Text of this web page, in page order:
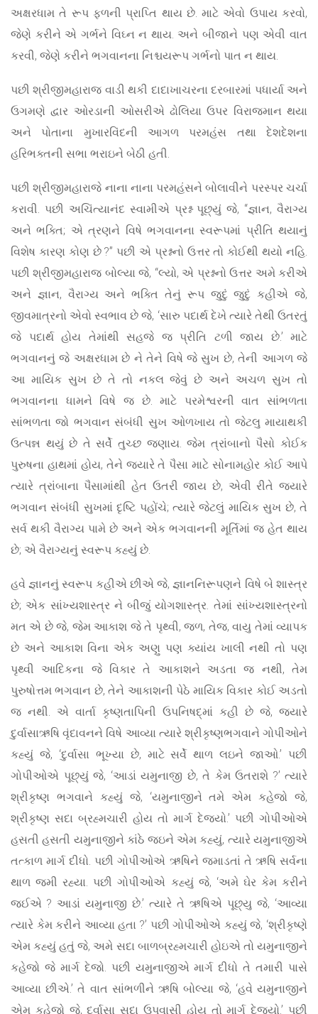
અક્ષરધામ તે રૂપ ફળની પ્રાપ્તિ થાય છે. માટે એવો ઉપાય કરવો,
જેણે કરીને એ ગર્ભને વિઘ્ન ન થાય. અને બીજાને પણ એવી વાત
કરવી, જેણે કરીને ભગવાનના નિશ્ચયરૂપ ગર્ભનો પાત ન થાય.
પછી શ્રીજીમહારાજ વાડી થકી દાદાખાચરના દરબારમાં પધાર્યા અને
ઉગમણે દ્વાર ઓરડાની ઓસરીએ ઢોલિયા ઉપર વિરાજમાન થયા
અને પોતાના મુખારવિંદની આગળ પરમહંસ તથા દેશદેશના
હરિભક્તની સભા ભરાઇને બેઠી હતી.
પછી શ્રીજીમહારાજે નાના નાના પરમહંસને બોલાવીને પરસ્પર ચર્ચા
કરાવી. પછી અચિંત્યાનંદ સ્વામીએ પ્રશ્ન પૂછ્યું જે, “જ્ઞાન, વૈરાગ્ય
અને ભક્તિ; એ ત્રણને વિષે ભગવાનના સ્વરૂપમાં પ્રીતિ થયાનું
વિશેષ કારણ કોણ છે ?” પછી એ પ્રશ્નનો ઉત્તર તો કોઈથી થયો નહિ.
પછી શ્રીજીમહારાજ બોલ્યા જે, “લ્યો, એ પ્રશ્નનો ઉત્તર અમે કરીએ
અને જ્ઞાન, વૈરાગ્ય અને ભક્તિ તેનું રૂપ જુદું જુદું કહીએ જે,
જીવમાત્રનો એવો સ્વભાવ છે જે, ‘સારુ પદાર્થ દેખે ત્યારે તેથી ઉતરતું
જે પદાર્થ હોય તેમાંથી સહજે જ પ્રીતિ ટળી જાય છે.’ માટે
ભગવાનનું જે અક્ષરધામ છે ને તેને વિષે જે સુખ છે, તેની આગળ જે
આ માયિક સુખ છે તે તો નકલ જેવું છે અને અચળ સુખ તો
ભગવાનના ધામને વિષે જ છે. માટે પરમેશ્વરની વાત સાંભળતા
સાંભળતા જો ભગવાન સંબંધી સુખ ઓળખાય તો જેટલુ માયાથકી
ઉત્પન્ન થયું છે તે સર્વે તુચ્છ જણાય. જેમ ત્રાંબાનો પૈસો કોઈક
પુરુષના હાથમાં હોય, તેને જ્યારે તે પૈસા માટે સોનામહોર કોઈ આપે
ત્યારે ત્રાંબાના પૈસામાંથી હેત ઉતરી જાય છે, એવી રીતે જ્યારે
ભગવાન સંબંધી સુખમાં દૃષ્ટિ પહોંચે; ત્યારે જેટલું માયિક સુખ છે, તે
સર્વ થકી વૈરાગ્ય પામે છે અને એક ભગવાનની મૂર્તિમાં જ હેત થાય
છે; એ વૈરાગ્યનું સ્વરૂપ કહ્યું છે.
હવે જ્ઞાનનું સ્વરૂપ કહીએ છીએ જે, જ્ઞાનનિરૂપણને વિષે બે શાસ્ત્ર
છે; એક સાંખ્યશાસ્ત્ર ને બીજું યોગશાસ્ત્ર. તેમાં સાંખ્યશાસ્ત્રનો
મત એ છે જે, જેમ આકાશ જે તે પૃથ્વી, જળ, તેજ, વાયુ તેમાં વ્યાપક
છે અને આકાશ વિના એક અણુ પણ ક્યાંય ખાલી નથી તો પણ
પૃથ્વી આદિકના જે વિકાર તે આકાશને અડતા જ નથી, તેમ
પુરુષોત્તમ ભગવાન છે, તેને આકાશની પેઠે માયિક વિકાર કોઈ અડતો
જ નથી. એ વાર્તા કૃષ્ણતાપિની ઉપનિષદ્‌માં કહી છે જે, જ્યારે
દુર્વાસાઋષિ વૃંદાવનને વિષે આવ્યા ત્યારે શ્રીકૃષ્ણભગવાને ગોપીઓને
કહ્યું જે, ‘દુર્વાસા ભૂખ્યા છે, માટે સર્વે થાળ લઇને જાઓ.’ પછી
ગોપીઓએ પૂછ્યું જે, ‘આડાં યમુનાજી છે, તે કેમ ઉતરાશે ?’ ત્યારે
શ્રીકૃષ્ણ ભગવાને કહ્યું જે, ‘યમુનાજીને તમે એમ કહેજો જે,
શ્રીકૃષ્ણ સદા બ્રહ્મચારી હોય તો માર્ગ દેજ્યો.’ પછી ગોપીઓએ
હસતી હસતી યમુનાજીને કાંઠે જઇને એમ કહ્યું, ત્યારે યમુનાજીએ
તત્કાળ માર્ગ દીધો. પછી ગોપીઓએ ઋષિને જમાડતાં તે ઋષિ સર્વના
થાળ જમી રહ્યા. પછી ગોપીઓએ કહ્યું જે, ‘અમે ઘેર કેમ કરીને
જઈએ ? આડાં યમુનાજી છે.’ ત્યારે તે ઋષિએ પૂછ્યુ જે, ‘આવ્યા
ત્યારે કેમ કરીને આવ્યા હતા ?’ પછી ગોપીઓએ કહ્યું જે, ‘શ્રીકૃષ્ણે
એમ કહ્યું હતું જે, અમે સદા બાળબ્રહ્મચારી હોઇએ તો યમુનાજીને
કહેજો જે માર્ગ દેજો. પછી યમુનાજીએ માર્ગ દીધો તે તમારી પાસે
આવ્યા છીએ.’ તે વાત સાંભળીને ઋષિ બોલ્યા જે, ‘હવે યમુનાજીને
એમ કહેજો જે, દુર્વાસા સદા ઉપવાસી હોય તો માર્ગ દેજ્યો.’ પછી